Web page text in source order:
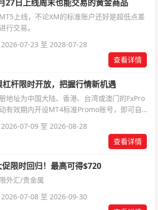
27日上线周末也能交易的黄金商品
上线，不论XM的标准账户还好是超低点差
行交易。
07-23 至 2028-07-28
查看详情
杆限时开放，把握行情新机遇
地址为中国大陆、香港、台湾或澳门的FxPro
有效期内开设MT4标准Promo账号，即可自动
07-09 至 2026-08-28
查看详情
限时回归！最高可得$720
外汇/贵金属
07-08 至 2026-09-30